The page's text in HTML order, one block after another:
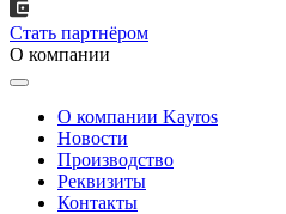
Стать партнёром
О компании
О компании Kayros
Новости
Производство
Реквизиты
Контакты